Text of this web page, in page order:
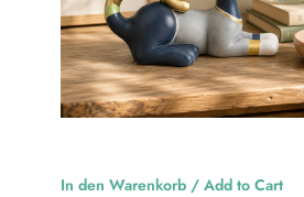
In den Warenkorb / Add to Cart